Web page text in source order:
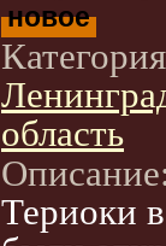
новое
область
Териоки